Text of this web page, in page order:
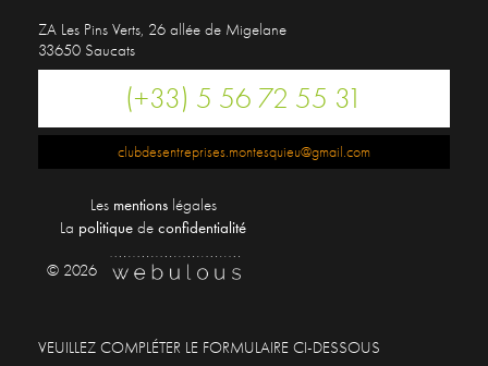
ZA Les Pins Verts, 26 allée de Migelane
33650 Saucats
(+33) 5 56 72 55 31
clubdesentreprises.montesquieu@gmail.com
Les mentions légales
La politique de confidentialité
© 2026
VEUILLEZ COMPLÉTER LE FORMULAIRE CI-DESSOUS